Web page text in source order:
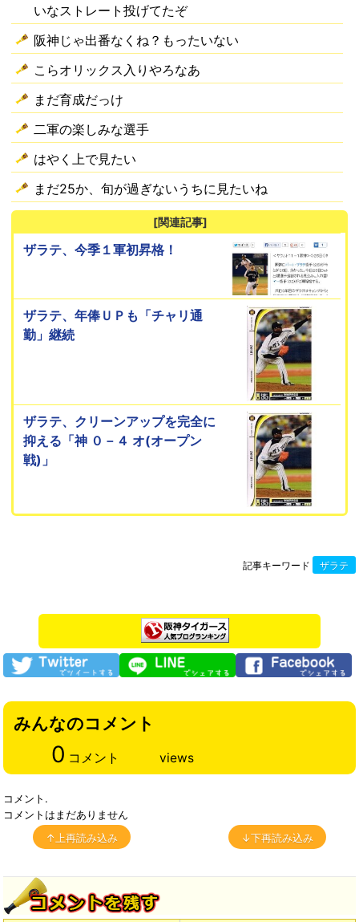
いなストレート投げてたぞ
阪神じゃ出番なくね？もったいない
こらオリックス入りやろなあ
まだ育成だっけ
二軍の楽しみな選手
はやく上で見たい
まだ25か、旬が過ぎないうちに見たいね
[関連記事]
ザラテ、今季１軍初昇格！
ザラテ、年俸ＵＰも「チャリ通
勤」継続
ザラテ、クリーンアップを完全に
抑える「神 ０－４ オ(オープン
戦)」
記事キーワード ザラテ
みんなのコメント
0 コメント views
コメント.
コメントはまだありません
↑上再読み込み
↓下再読み込み